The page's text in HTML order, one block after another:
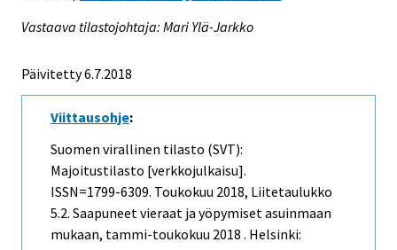
Vastaava tilastojohtaja: Mari Ylä-Jarkko
Päivitetty 6.7.2018
Viittausohje:
Suomen virallinen tilasto (SVT):
Majoitustilasto [verkkojulkaisu].
ISSN=1799-6309. Toukokuu 2018, Liitetaulukko
5.2. Saapuneet vieraat ja yöpymiset asuinmaan
mukaan, tammi-toukokuu 2018 . Helsinki: